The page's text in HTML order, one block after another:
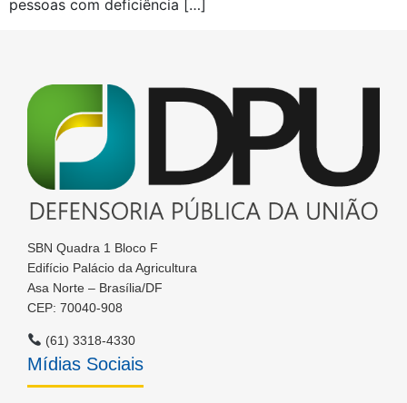
pessoas com deficiência […]
SBN Quadra 1 Bloco F
Edifício Palácio da Agricultura
Asa Norte – Brasília/DF
CEP: 70040-908
(61) 3318-4330
Mídias Sociais